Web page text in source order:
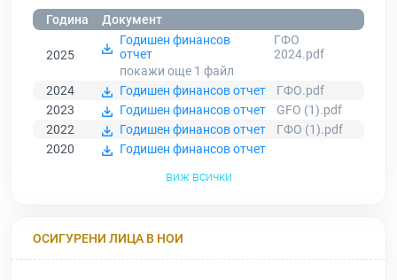
Година Документ
2025
Годишен финансов
отчет
ГФО
2024.pdf
покажи още 1 файл
2024
Годишен финансов отчет
ГФО.pdf
2023
Годишен финансов отчет
GFO (1).pdf
2022
Годишен финансов отчет
ГФО (1).pdf
2020
Годишен финансов отчет
виж всички
ОСИГУРЕНИ ЛИЦА В НОИ